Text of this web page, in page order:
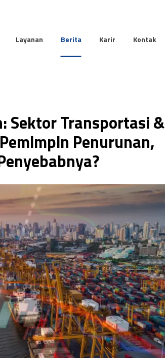
Layanan Berita Karir Kontak
Sektor Transportasi &
Penurunan,